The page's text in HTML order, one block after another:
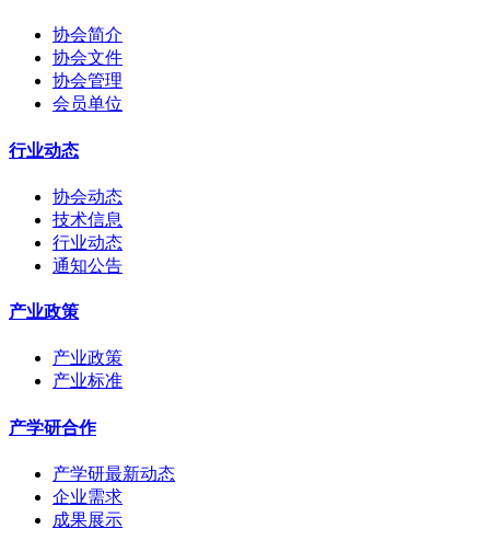
协会简介
协会文件
协会管理
会员单位
行业动态
协会动态
技术信息
行业动态
通知公告
产业政策
产业政策
产业标准
产学研合作
产学研最新动态
企业需求
成果展示